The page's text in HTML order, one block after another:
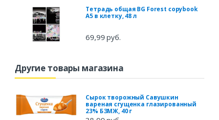
Тетрадь общая BG Forest copybook
А5 в клетку, 48 л
69,99 руб.
Другие товары магазина
Сырок творожный Савушкин
вареная сгущенка глазированный
23% БЗМЖ, 40 г